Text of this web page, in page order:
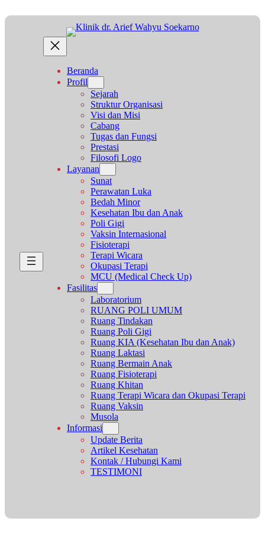
ke
Beranda
Profil
Sejarah
Struktur Organisasi
Visi dan Misi
Cabang
Tugas dan Fungsi
Prestasi
Filosofi Logo
Layanan
Sunat
Perawatan Luka
Bedah Minor
Kesehatan Ibu dan Anak
Poli Gigi
Vaksin Internasional
Fisioterapi
Terapi Wicara
Okupasi Terapi
MCU (Medical Check Up)
Fasilitas
Laboratorium
RUANG POLI UMUM
Ruang Tindakan
Ruang Poli Gigi
Ruang KIA (Kesehatan Ibu dan Anak)
Ruang Laktasi
Ruang Bermain Anak
Ruang Fisioterapi
Ruang Khitan
Ruang Terapi Wicara dan Okupasi Terapi
Ruang Vaksin
Musola
Informasi
Update Berita
Artikel Kesehatan
Kontak / Hubungi Kami
TESTIMONI